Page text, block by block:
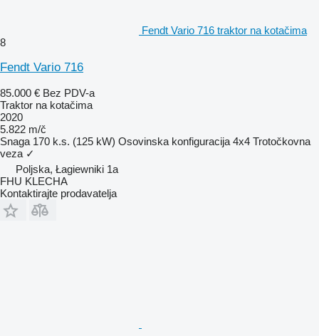
Fendt Vario 716 traktor na kotačima
8
Fendt Vario 716
85.000 € Bez PDV-a
Traktor na kotačima
2020
5.822 m/č
Snaga 170 k.s. (125 kW) Osovinska konfiguracija 4x4 Trotočkovna
veza ✓
Poljska, Łagiewniki 1a
FHU KLECHA
Kontaktirajte prodavatelja